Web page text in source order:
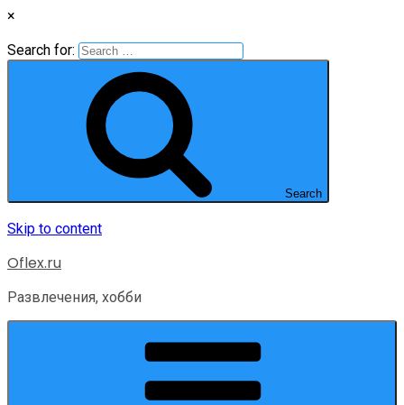
×
Search for:
Search
Skip to content
Oflex.ru
Развлечения, хобби